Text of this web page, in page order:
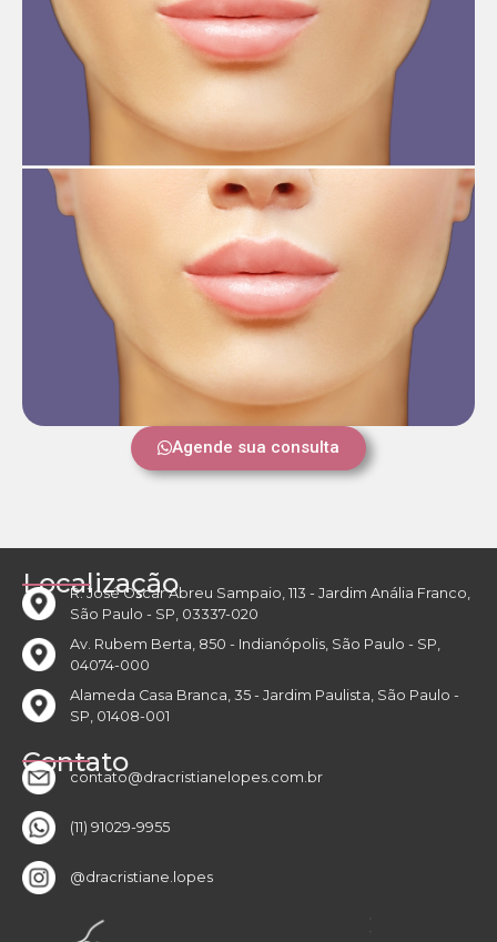
Agende sua consulta
Localização
R. José Oscar Abreu Sampaio, 113 - Jardim Anália Franco,
São Paulo - SP, 03337-020
Av. Rubem Berta, 850 - Indianópolis, São Paulo - SP,
04074-000
Alameda Casa Branca, 35 - Jardim Paulista, São Paulo -
SP, 01408-001
Contato
contato@dracristianelopes.com.br
(11) 91029-9955
@dracristiane.lopes